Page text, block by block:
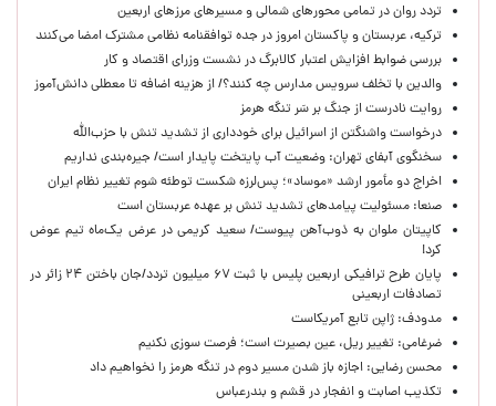
تردد روان در تمامی محورهای شمالی و مسیرهای مرزهای اربعین
ترکیه، عربستان و پاکستان امروز در جده توافقنامه نظامی مشترک امضا می‌کنند
بررسی ضوابط افزایش اعتبار کالابرگ در نشست وزرای اقتصاد و کار
والدین با تخلف سرویس مدارس چه کنند؟/ از هزینه اضافه تا معطلی دانش‌آموز
روایت نادرست از جنگ بر سَر تنگه هرمز
درخواست واشنگتن از اسرائیل برای خودداری از تشدید تنش با حزب‌الله
سخنگوی آبفای تهران: وضعیت آب پایتخت پایدار است/ جیره‌بندی نداریم
اخراج دو مأمور ارشد «موساد»؛ پس‌لرزه شکست توطئه شوم تغییر نظام ایران
صنعا: مسئولیت پیامدهای تشدید تنش بر عهده عربستان است
کاپیتان ملوان به ذوب‌آهن پیوست/ سعید کریمی در عرض یک‌ماه تیم عوض
کرد!
پایان طرح ترافیکی اربعین پلیس با ثبت ۶۷ میلیون تردد/جان باختن ۲۴ زائر در
تصادفات اربعینی
مدودف: ژاپن تابع آمریکاست
ضرغامی: تغییر ریل، عین بصیرت است؛ فرصت سوزی نکنیم
محسن رضایی: اجازه باز شدن مسیر دوم در تنگه هرمز را نخواهیم داد
تکذیب اصابت و انفجار در قشم و بندرعباس